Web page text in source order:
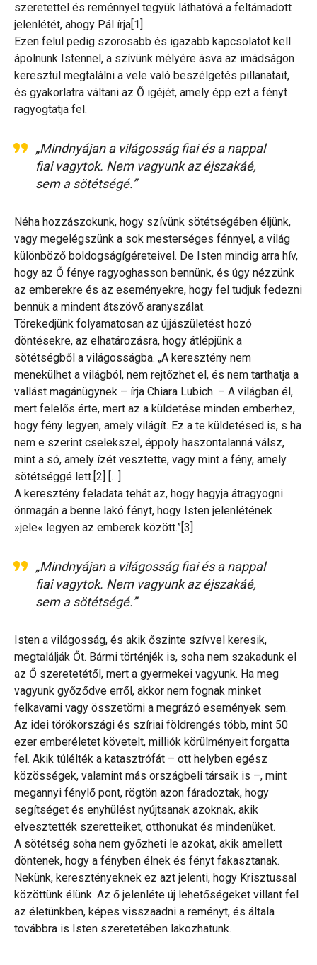
szeretettel és reménnyel tegyük láthatóvá a feltámadott
jelenlétét, ahogy Pál írja[1].
Ezen felül pedig szorosabb és igazabb kapcsolatot kell
ápolnunk Istennel, a szívünk mélyére ásva az imádságon
keresztül megtalálni a vele való beszélgetés pillanatait,
és gyakorlatra váltani az Ő igéjét, amely épp ezt a fényt
ragyogtatja fel.
„Mindnyájan a világosság fiai és a nappal
fiai vagytok. Nem vagyunk az éjszakáé,
sem a sötétségé.”
Néha hozzászokunk, hogy szívünk sötétségében éljünk,
vagy megelégszünk a sok mesterséges fénnyel, a világ
különböző boldogságígéreteivel. De Isten mindig arra hív,
hogy az Ő fénye ragyoghasson bennünk, és úgy nézzünk
az emberekre és az eseményekre, hogy fel tudjuk fedezni
bennük a mindent átszövő aranyszálat.
Törekedjünk folyamatosan az újjászületést hozó
döntésekre, az elhatározásra, hogy átlépjünk a
sötétségből a világosságba. „A keresztény nem
menekülhet a világból, nem rejtőzhet el, és nem tarthatja a
vallást magánügynek – írja Chiara Lubich. – A világban él,
mert felelős érte, mert az a küldetése minden emberhez,
hogy fény legyen, amely világít. Ez a te küldetésed is, s ha
nem e szerint cselekszel, éppoly haszontalanná válsz,
mint a só, amely ízét vesztette, vagy mint a fény, amely
sötétséggé lett.[2] […]
A keresztény feladata tehát az, hogy hagyja átragyogni
önmagán a benne lakó fényt, hogy Isten jelenlétének
»jele« legyen az emberek között.”[3]
„Mindnyájan a világosság fiai és a nappal
fiai vagytok. Nem vagyunk az éjszakáé,
sem a sötétségé.”
Isten a világosság, és akik őszinte szívvel keresik,
megtalálják Őt. Bármi történjék is, soha nem szakadunk el
az Ő szeretetétől, mert a gyermekei vagyunk. Ha meg
vagyunk győződve erről, akkor nem fognak minket
felkavarni vagy összetörni a megrázó események sem.
Az idei törökországi és szíriai földrengés több, mint 50
ezer emberéletet követelt, milliók körülményeit forgatta
fel. Akik túlélték a katasztrófát – ott helyben egész
közösségek, valamint más országbeli társaik is –, mint
megannyi fénylő pont, rögtön azon fáradoztak, hogy
segítséget és enyhülést nyújtsanak azoknak, akik
elvesztették szeretteiket, otthonukat és mindenüket.
A sötétség soha nem győzheti le azokat, akik amellett
döntenek, hogy a fényben élnek és fényt fakasztanak.
Nekünk, keresztényeknek ez azt jelenti, hogy Krisztussal
közöttünk élünk. Az ő jelenléte új lehetőségeket villant fel
az életünkben, képes visszaadni a reményt, és általa
továbbra is Isten szeretetében lakozhatunk.